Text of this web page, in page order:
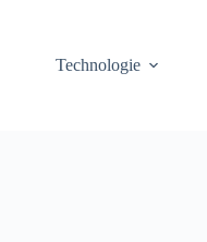
Technologie